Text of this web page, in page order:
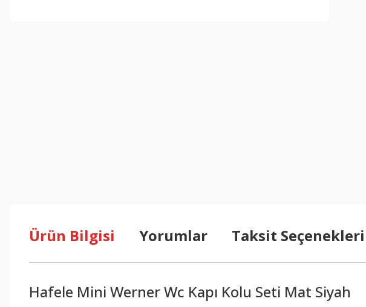
Ürün Bilgisi Yorumlar Taksit Seçenekleri
Hafele Mini Werner Wc Kapı Kolu Seti Mat Siyah